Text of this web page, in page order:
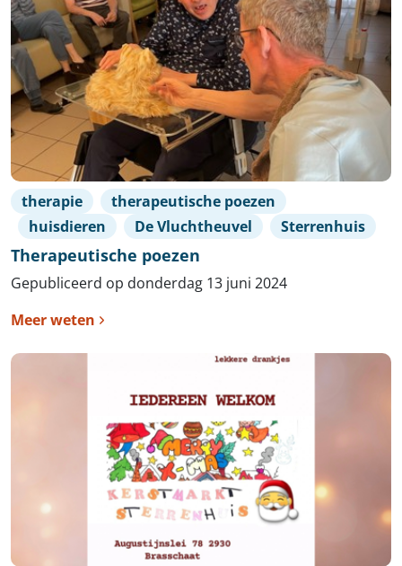
therapie
therapeutische poezen
huisdieren
De Vluchtheuvel Sterrenhuis
Therapeutische poezen
Gepubliceerd op donderdag 13 juni 2024
Meer weten